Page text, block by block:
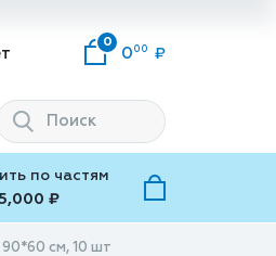
0
0 00
по частям
₽
см, 10 шт